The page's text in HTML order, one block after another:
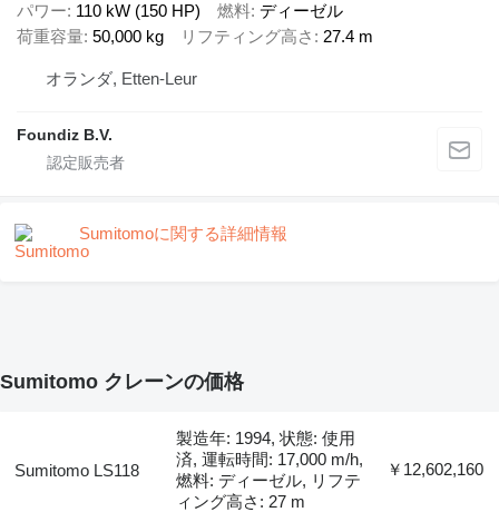
パワー 110 kW (150 HP) 燃料 ディーゼル
荷重容量 50,000 kg リフティング高さ 27.4 m
オランダ, Etten-Leur
Foundiz B.V.
Sumitomoに関する詳細情報
Sumitomo クレーンの価格
Sumitomo LS118
製造年: 1994, 状態: 使用
済, 運転時間: 17,000 m/h,
燃料: ディーゼル, リフテ
ィング高さ: 27 m
￥12,602,160